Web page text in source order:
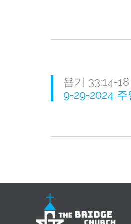
욥기 33:14-18
9-29-2024 주